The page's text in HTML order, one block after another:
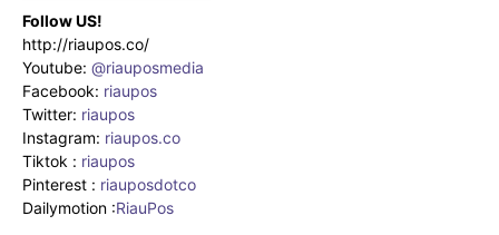
Follow US!
http://riaupos.co/
Youtube: @riauposmedia
Facebook: riaupos
Twitter: riaupos
Instagram: riaupos.co
Tiktok : riaupos
Pinterest : riauposdotco
Dailymotion :RiauPos